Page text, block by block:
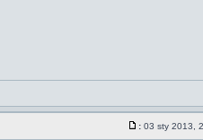
: 03 sty 2013,